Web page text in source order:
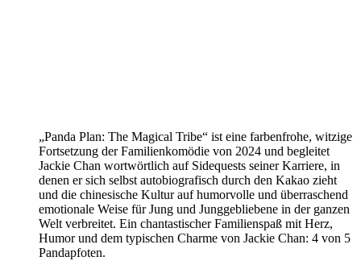
„Panda Plan: The Magical Tribe“ ist eine farbenfrohe, witzige
Fortsetzung der Familienkomödie von 2024 und begleitet
Jackie Chan wortwörtlich auf Sidequests seiner Karriere, in
denen er sich selbst autobiografisch durch den Kakao zieht
und die chinesische Kultur auf humorvolle und überraschend
emotionale Weise für Jung und Junggebliebene in der ganzen
Welt verbreitet. Ein chantastischer Familienspaß mit Herz,
Humor und dem typischen Charme von Jackie Chan: 4 von 5
Pandapfoten.